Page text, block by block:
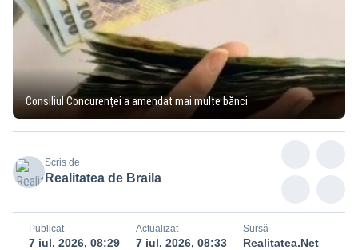
Consiliul Concurenței a amendat mai multe bănci
Scris de
Realitatea de Braila
Publicat
7 iul. 2026, 08:29
Actualizat
7 iul. 2026, 08:33
Sursă
Realitatea.Net